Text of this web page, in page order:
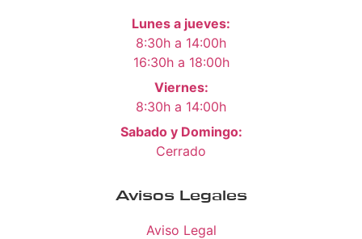
Lunes a jueves:
8:30h a 14:00h
16:30h a 18:00h
Viernes:
8:30h a 14:00h
Sabado y Domingo:
Cerrado
Avisos Legales
Aviso Legal